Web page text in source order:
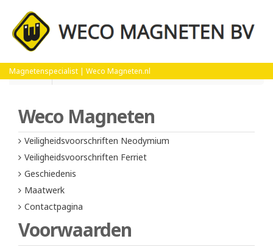
Magnetenspecialist | Weco Magneten.nl
Home Algemene voorwaarden zakelijk
Weco Magneten
Veiligheidsvoorschriften Neodymium
Veiligheidsvoorschriften Ferriet
Geschiedenis
Maatwerk
Contactpagina
Voorwaarden